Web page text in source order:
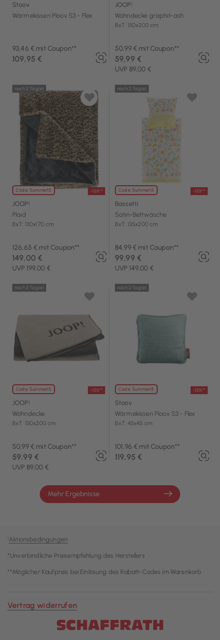
Stoov
Wärmekissen Ploov S3 - Flex
93,46 € mit Coupon**
109,95 €
JOOP!
Wohndecke graphit-ash
BxT: 150x200 cm
50,99 € mit Coupon**
UVP 89,00 €
59,99 €
Code: Summer15 -15%**
noch 2 Tag(e)
JOOP!
Plaid
BxT: 130x170 cm
126,65 € mit Coupon**
UVP 199,00 €
149,00 €
Code: Summer15 -15%**
noch 2 Tag(e)
Bassetti
Satin-Bettwäsche
BxT: 135x200 cm
84,99 € mit Coupon**
UVP 149,00 €
99,99 €
Code: Summer15 -15%**
noch 2 Tag(e)
JOOP!
Wohndecke
BxT: 150x200 cm
50,99 € mit Coupon**
UVP 89,00 €
59,99 €
Code: Summer15 -15%**
noch 2 Tag(e)
Stoov
Wärmekissen Ploov S3 - Flex
BxT: 45x45 cm
101,96 € mit Coupon**
119,95 €
Mehr Ergebnisse
¹Aktionsbedingungen
*Unverbindliche Preisempfehlung des Herstellers
**Möglicher Kaufpreis bei Einlösung des Rabatt-Codes im Warenkorb
Vertrag widerrufen